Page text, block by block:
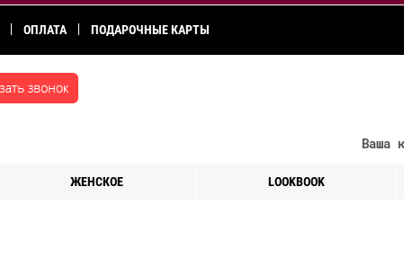
ОПЛАТА ПОДАРОЧНЫЕ КАРТЫ
Ваша
ЖЕНСКОЕ LOOKBOOK